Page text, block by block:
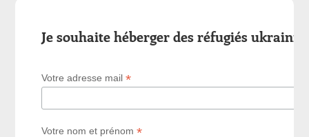
Je souhaite héberger des réfugiés
Votre adresse mail*
Votre nom et prénom*